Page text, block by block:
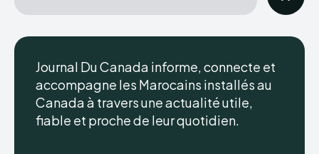
Journal Du Canada informe, connecte et
accompagne les Marocains installés au
Canada à travers une actualité utile,
fiable et proche de leur quotidien.